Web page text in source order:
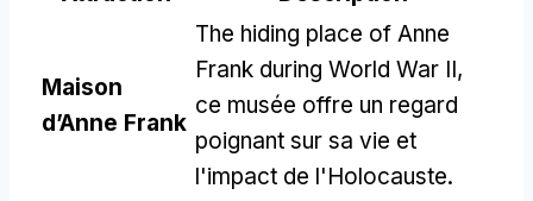
Maison
d’Anne Frank
The hiding place of Anne
Frank during World War II,
ce musée offre un regard
poignant sur sa vie et
l'impact de l'Holocauste.